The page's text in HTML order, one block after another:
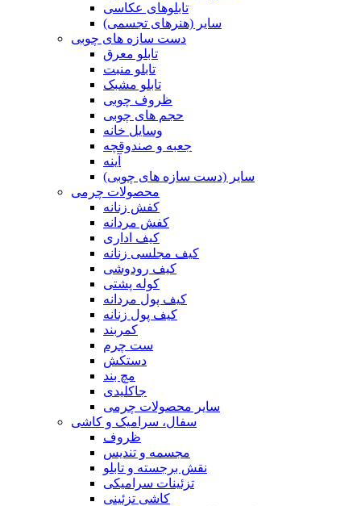
تابلوهای عکاسی
سایر (هنرهای تجسمی)
دست سازه های چوبی
تابلو معرق
تابلو منبت
تابلو مشبک
ظروف چوبی
حجم های چوبی
وسایل خانه
جعبه و صندوقچه
آینه
سایر (دست سازه های چوبی)
محصولات چرمی
کفش زنانه
کفش مردانه
کیف اداری
کیف مجلسی زنانه
کیف رودوشی
کوله پشتی
کیف پول مردانه
کیف پول زنانه
کمربند
ست چرم
دستکش
مچ بند
جاکلیدی
سایر محصولات چرمی
سفال، سرامیک و کاشی
ظروف
مجسمه و تندیس
نقش برجسته و تابلو
تزئینات سرامیکی
کاشی تزئینی